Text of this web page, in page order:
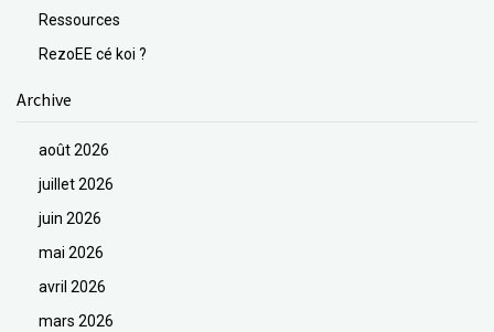
Ressources
RezoEE cé koi ?
Archive
août 2026
juillet 2026
juin 2026
mai 2026
avril 2026
mars 2026